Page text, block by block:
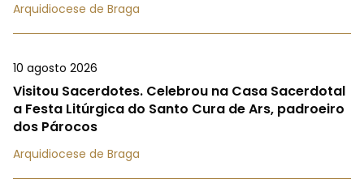
Arquidiocese de Braga
10 agosto 2026
Visitou Sacerdotes. Celebrou na Casa Sacerdotal
a Festa Litúrgica do Santo Cura de Ars, padroeiro
dos Párocos
Arquidiocese de Braga